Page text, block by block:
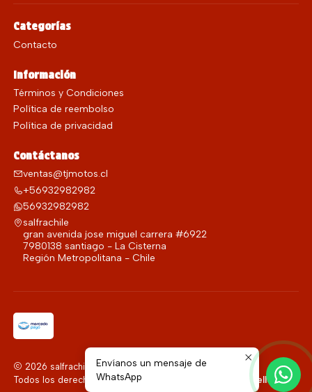
Categorías
Contacto
Información
Términos y Condiciones
Política de reembolso
Política de privacidad
Contáctanos
ventas@tjmotos.cl
+56932982982
56932982982
salfrachile
gran avenida jose miguel carrera #6922
7980138 santiago - La Cisterna
Región Metropolitana - Chile
2026 salfrachile.
Todos los derechos reservados.
Desarrollado por Jumpseller.
Envíanos un mensaje de
WhatsApp